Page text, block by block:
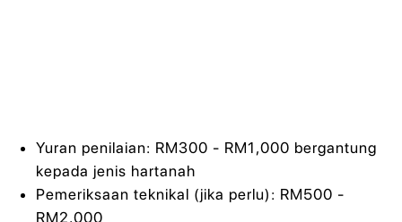
Yuran penilaian: RM300 - RM1,000 bergantung
kepada jenis hartanah
Pemeriksaan teknikal (jika perlu): RM500 -
RM2,000